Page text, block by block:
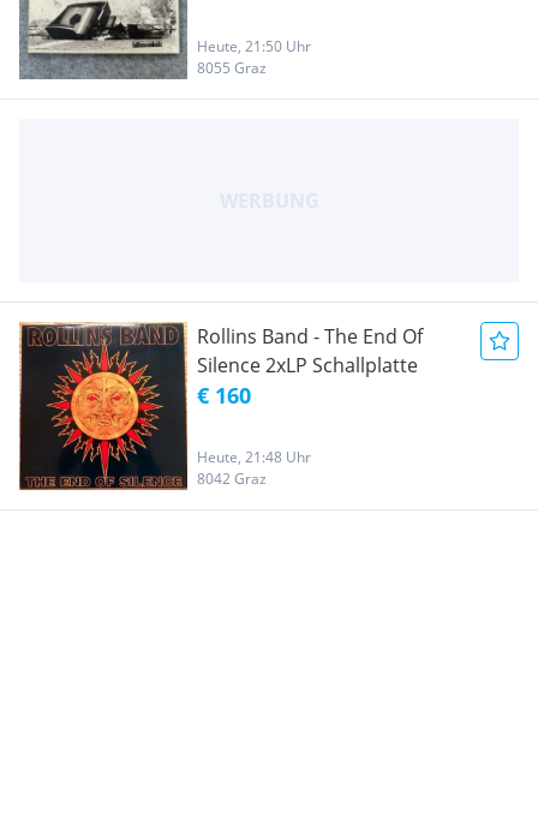
Heute, 21:50 Uhr
8055 Graz
Rollins Band - The End Of
Silence 2xLP Schallplatte
€ 160
Heute, 21:48 Uhr
8042 Graz